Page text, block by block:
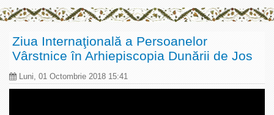
Ziua Internaţională a Persoanelor
Vârstnice în Arhiepiscopia Dunării de Jos
Luni, 01 Octombrie 2018 15:41